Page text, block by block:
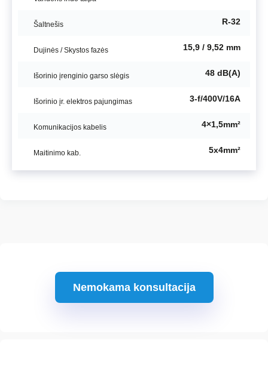
Šaltnešis R-32
Dujinės / Skystos fazės 15,9 / 9,52 mm
Išorinio įrenginio garso slėgis 48 dB(A)
Išorinio įr. elektros pajungimas 3-f/400V/16A
Komunikacijos kabelis 4×1,5mm²
Maitinimo kab. 5x4mm²
Nemokama konsultacija